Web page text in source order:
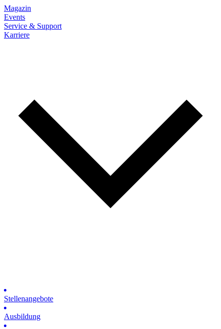
Magazin
Events
Service & Support
Karriere
Stellenangebote
Ausbildung